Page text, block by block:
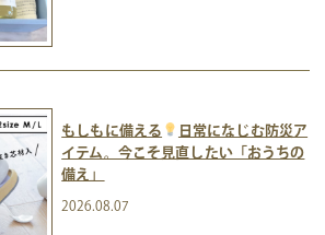
もしもに備える
日常になじむ防災ア
イテム。今こそ見直したい「おうちの
備え」
2026.08.07